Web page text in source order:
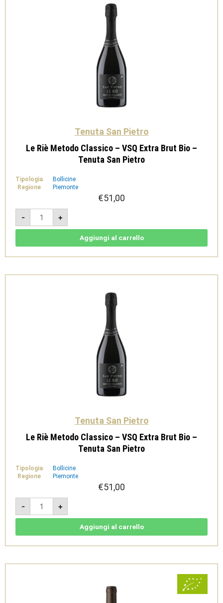
Tenuta San Pietro
Le Riè Metodo Classico – VSQ Extra Brut Bio –
Tenuta San Pietro
Tipologia
Bollicine
Regione
Piemonte
€51,00
-
Le
Metodo
Classico
Brut
Tenuta
+
Aggiungi al carrello
Tenuta San Pietro
Le Riè Metodo Classico – VSQ Extra Brut Bio –
Tenuta San Pietro
Tipologia
Bollicine
Regione
Piemonte
€51,00
-
Le
Metodo
Classico
Brut
Tenuta
+
Aggiungi al carrello